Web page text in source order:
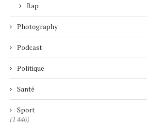
Rap
Photography
Podcast
Politique
Santé
Sport
(1 446)